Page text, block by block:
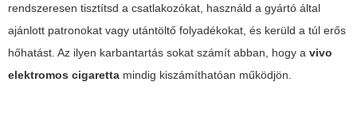
rendszeresen tisztítsd a csatlakozókat, használd a gyártó által
ajánlott patronokat vagy utántöltő folyadékokat, és kerüld a túl erős
hőhatást. Az ilyen karbantartás sokat számít abban, hogy a vivo
elektromos cigaretta mindig kiszámíthatóan működjön.